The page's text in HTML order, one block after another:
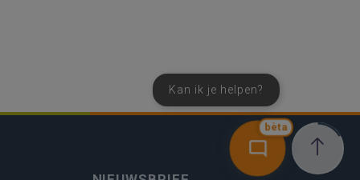
bèta
Kan ik je helpen?